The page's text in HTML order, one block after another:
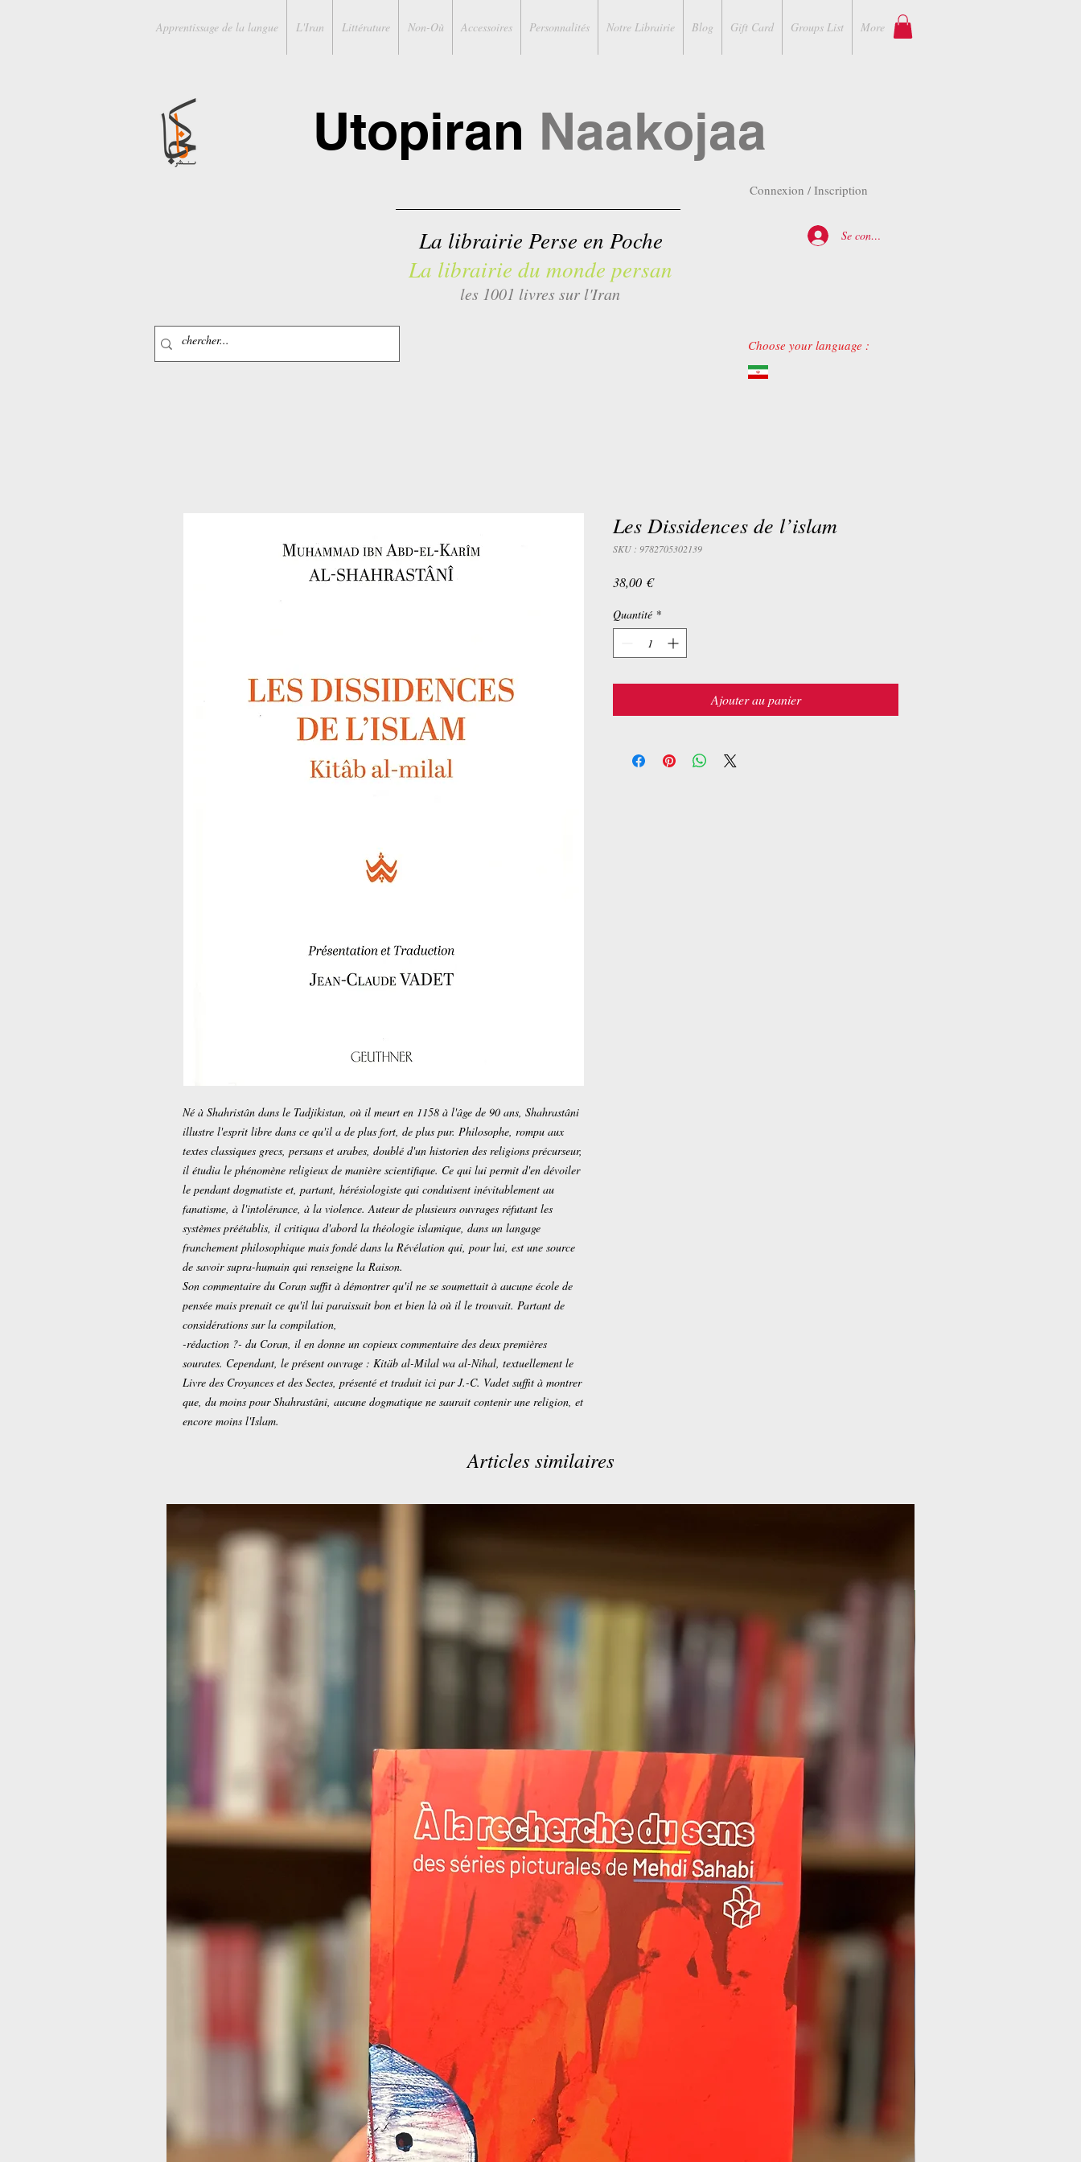
Apprentissage de la langue L'Iran Littérature Non-Où Accessoires Personnalités Notre Librairie Blog Gift Card Groups List More
Connexion / Inscription
Utopiran Naakojaa
La librairie Perse en Poche
La librairie du monde persan
Se connecter
les 1001 livres sur l'Iran
Choose your language :
Né à Shahristân dans le Tadjikistan, où il meurt en 1158 à l'âge de 90 ans, Shahrastâni
illustre l'esprit libre dans ce qu'il a de plus fort, de plus pur. Philosophe, rompu aux
textes classiques grecs, persans et arabes, doublé d'un historien des religions précurseur,
il étudia le phénomène religieux de manière scientifique. Ce qui lui permit d'en dévoiler
le pendant dogmatiste et, partant, hérésiologiste qui conduisent inévitablement au
fanatisme, à l'intolérance, à la violence. Auteur de plusieurs ouvrages réfutant les
systèmes préétablis, il critiqua d'abord la théologie islamique, dans un langage
franchement philosophique mais fondé dans la Révélation qui, pour lui, est une source
de savoir supra-humain qui renseigne la Raison.
Son commentaire du Coran suffit à démontrer qu'il ne se soumettait à aucune école de
pensée mais prenait ce qu'il lui paraissait bon et bien là où il le trouvait. Partant de
considérations sur la compilation,
-rédaction ?- du Coran, il en donne un copieux commentaire des deux premières
sourates. Cependant, le présent ouvrage : Kitäb al-Milal wa al-Nihal, textuellement le
Livre des Croyances et des Sectes, présenté et traduit ici par J.-C. Vadet suffit à montrer
que, du moins pour Shahrastâni, aucune dogmatique ne saurait contenir une religion, et
encore moins l'Islam.
Les Dissidences de l’islam
SKU : 9782705302139
38,00 €Prix
Quantité *
Ajouter au panier
Articles similaires